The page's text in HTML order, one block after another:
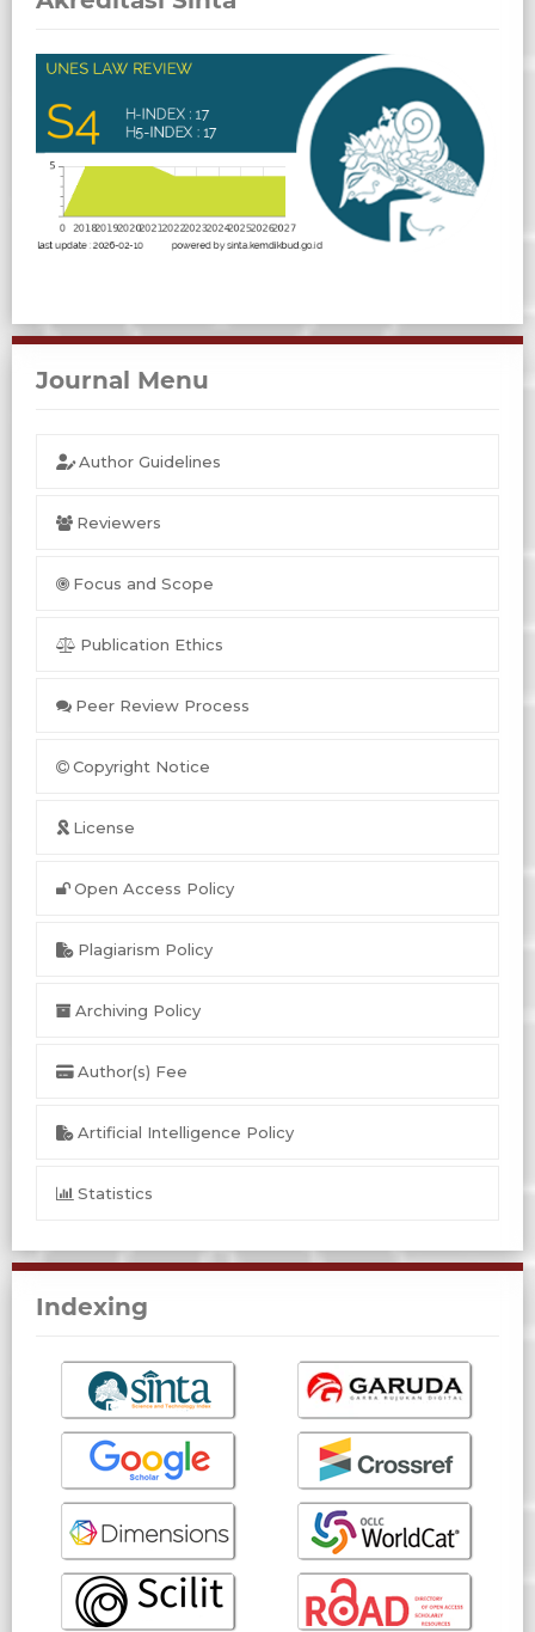
Journal Menu
Author Guidelines
Reviewers
Focus and Scope
Publication Ethics
Peer Review Process
Copyright Notice
License
Open Access Policy
Plagiarism Policy
Archiving Policy
Author(s) Fee
Artificial Intelligence Policy
Statistics
Indexing